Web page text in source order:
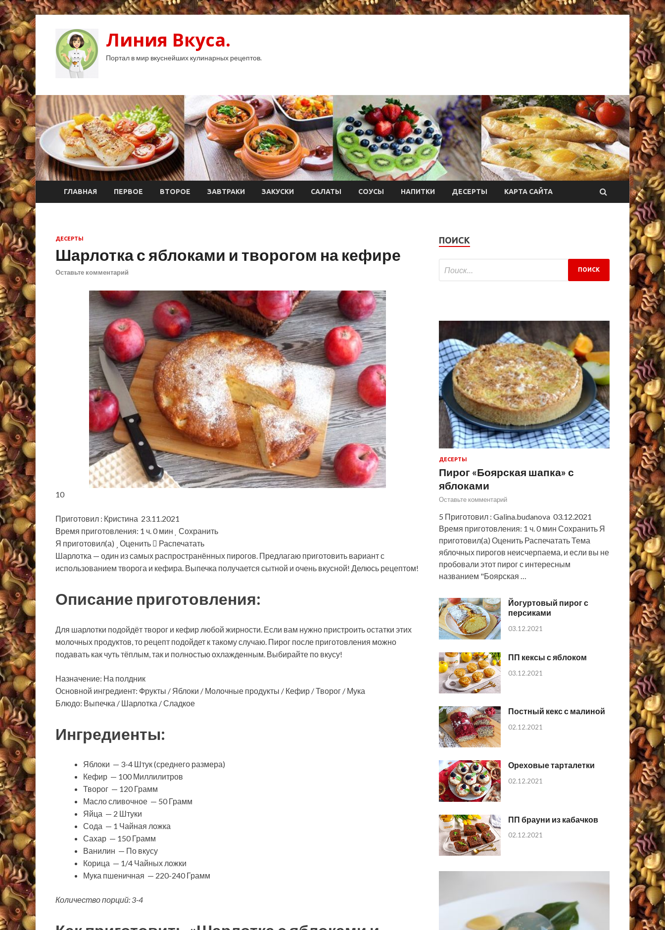
Линия Вкуса.
Портал в мир вкуснейших кулинарных рецептов.
ГЛАВНАЯ ПЕРВОЕ ВТОРОЕ ЗАВТРАКИ ЗАКУСКИ САЛАТЫ СОУСЫ НАПИТКИ ДЕСЕРТЫ КАРТА САЙТА
ДЕСЕРТЫ
Шарлотка с яблоками и творогом на кефире
Оставьте комментарий
10
Приготовил : Кристина 23.11.2021
Время приготовления: 1 ч. 0 мин
Сохранить
Я приготовил(а)
Оценить
Распечатать
Шарлотка — один из самых распространённых пирогов. Предлагаю приготовить вариант с
использованием творога и кефира. Выпечка получается сытной и очень вкусной! Делюсь рецептом!
Описание приготовления:
Для шарлотки подойдёт творог и кефир любой жирности. Если вам нужно пристроить остатки этих
молочных продуктов, то рецепт подойдет к такому случаю. Пирог после приготовления можно
подавать как чуть тёплым, так и полностью охлажденным. Выбирайте по вкусу!
Назначение: На полдник
Основной ингредиент: Фрукты / Яблоки / Молочные продукты / Кефир / Творог / Мука
Блюдо: Выпечка / Шарлотка / Сладкое
Ингредиенты:
Яблоки — 3-4 Штук (среднего размера)
Кефир — 100 Миллилитров
Творог — 120 Грамм
Масло сливочное — 50 Грамм
Яйца — 2 Штуки
Сода — 1 Чайная ложка
Сахар — 150 Грамм
Ванилин — По вкусу
Корица — 1/4 Чайных ложки
Мука пшеничная — 220-240 Грамм
Количество порций: 3-4
ПОИСК
ДЕСЕРТЫ
Пирог «Боярская шапка» с
яблоками
Оставьте комментарий
5 Приготовил : Galina.budanova 03.12.2021
Время приготовления: 1 ч. 0 мин Сохранить Я
приготовил(а) Оценить Распечатать Тема
яблочных пирогов неисчерпаема, и если вы не
пробовали этот пирог с интересным
названием "Боярская …
Йогуртовый пирог с
персиками
03.12.2021
ПП кексы с яблоком
03.12.2021
Постный кекс с малиной
02.12.2021
Ореховые тарталетки
02.12.2021
ПП брауни из кабачков
02.12.2021